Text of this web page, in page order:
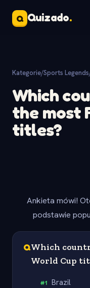
Q Quizado.
Kategorie/Sports Legends
Which
the most
titles?
Ankieta mówi!
podstawie
QWhich
World Cup
#1 Brazil